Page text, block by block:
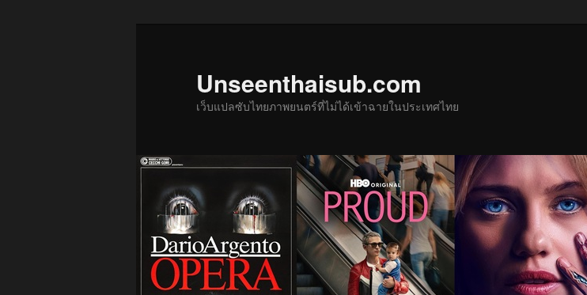
Unseenthaisub.com
เว็บแปลซับไทยภาพยนตร์ที่ไม่ได้เข้าฉายในประเทศไทย